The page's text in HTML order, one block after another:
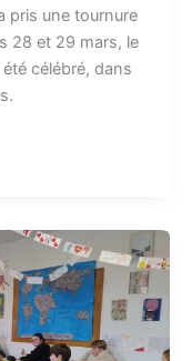
pris une tournure
28 et 29 mars, le
célébré, dans